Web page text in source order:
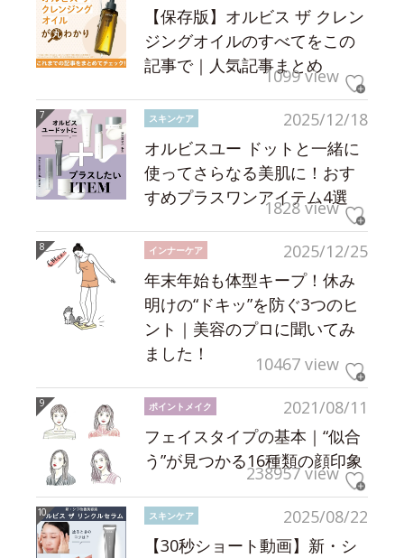
【保存版】オルビス ザ クレン
ジングオイルのすべてをこの
記事で｜人気記事まとめ
1099 view
2025/12/18
スキンケア
オルビスユー ドットと一緒に
使ってさらなる美肌に！おす
すめプラスワンアイテム4選
1828 view
2025/12/25
インナーケア
年末年始も体型キープ！休み
明けの“ドキッ”を防ぐ3つのヒ
ント｜美容のプロに聞いてみ
ました！
10467 view
2021/08/11
ポイントメイク
フェイスタイプの基本｜“似合
う”が見つかる16種類の顔印象
238957 view
2025/08/22
スキンケア
【30秒ショート動画】新・シ